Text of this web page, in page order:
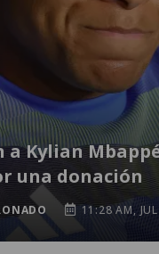
Kylian
una donación
11:28 AM,